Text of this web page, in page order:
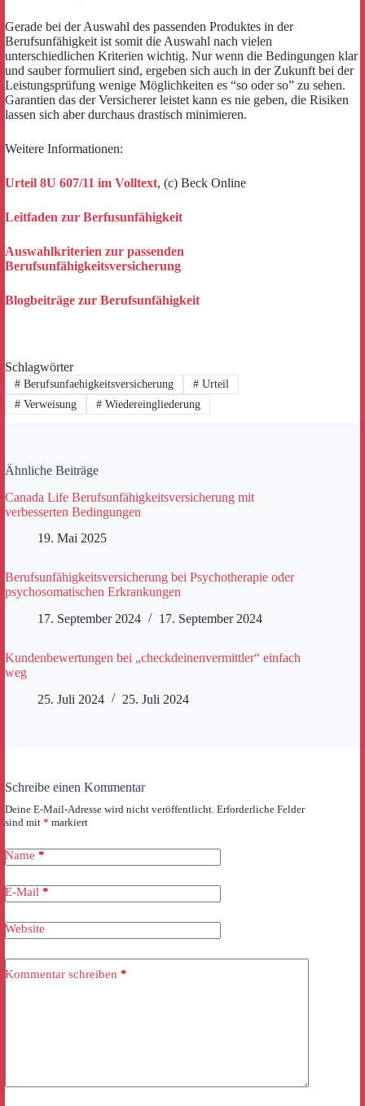
Gerade bei der Auswahl des passenden Produktes in der
Berufsunfähigkeit ist somit die Auswahl nach vielen
unterschiedlichen Kriterien wichtig. Nur wenn die Bedingungen klar
und sauber formuliert sind, ergeben sich auch in der Zukunft bei der
Leistungsprüfung wenige Möglichkeiten es “so oder so” zu sehen.
Garantien das der Versicherer leistet kann es nie geben, die Risiken
lassen sich aber durchaus drastisch minimieren.
Weitere Informationen:
Urteil 8U 607/11 im Volltext, (c) Beck Online
Leitfaden zur Berfusunfähigkeit
Auswahlkriterien zur passenden
Berufsunfähigkeitsversicherung
Blogbeiträge zur Berufsunfähigkeit
Schlagwörter
#Berufsunfaehigkeitsversicherung #Urteil
#Verweisung #Wiedereingliederung
Ähnliche Beiträge
Canada Life Berufsunfähigkeitsversicherung mit
verbesserten Bedingungen
19. Mai 2025
Berufsunfähigkeitsversicherung bei Psychotherapie oder
psychosomatischen Erkrankungen
17. September 2024
17. September 2024
Kundenbewertungen bei „checkdeinenvermittler“ einfach
weg
25. Juli 2024
25. Juli 2024
Schreibe einen Kommentar
Deine E-Mail-Adresse wird nicht veröffentlicht. Erforderliche Felder
sind mit * markiert
Name *
E-Mail *
Website
Kommentar schreiben *